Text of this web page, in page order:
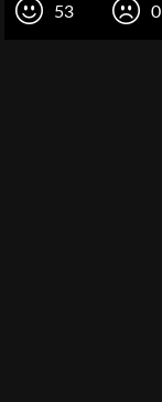
53 0